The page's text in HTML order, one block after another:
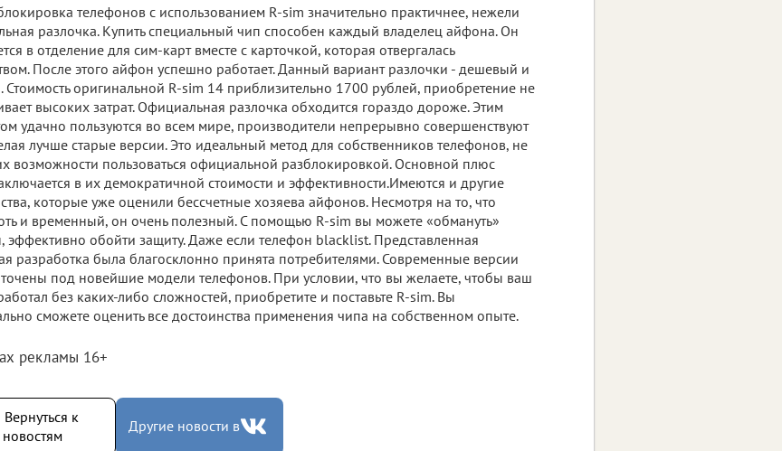
телефонов с использованием R-sim значительно практичнее, нежели
разлочка. Купить специальный чип способен каждый владелец айфона. Он
в отделение для сим-карт вместе с карточкой, которая отвергалась
После этого айфон успешно работает. Данный вариант разлочки - дешевый и
Стоимость оригинальной R-sim 14 приблизительно 1700 рублей, приобретение не
высоких затрат. Официальная разлочка обходится гораздо дороже. Этим
удачно пользуются во всем мире, производители непрерывно совершенствуют
лучше старые версии. Это идеальный метод для собственников телефонов, не
возможности пользоваться официальной разблокировкой. Основной плюс
в их демократичной стоимости и эффективности.Имеются и другие
которые уже оценили бессчетные хозяева айфонов. Несмотря на то, что
и временный, он очень полезный. С помощью R-sim вы можете «обмануть»
эффективно обойти защиту. Даже если телефон blacklist. Представленная
разработка была благосклонно принята потребителями. Современные версии
под новейшие модели телефонов. При условии, что вы желаете, чтобы ваш
без каких-либо сложностей, приобретите и поставьте R-sim. Вы
сможете оценить все достоинства применения чипа на собственном опыте.
рекламы 16+
к
новостям
Другие новости в